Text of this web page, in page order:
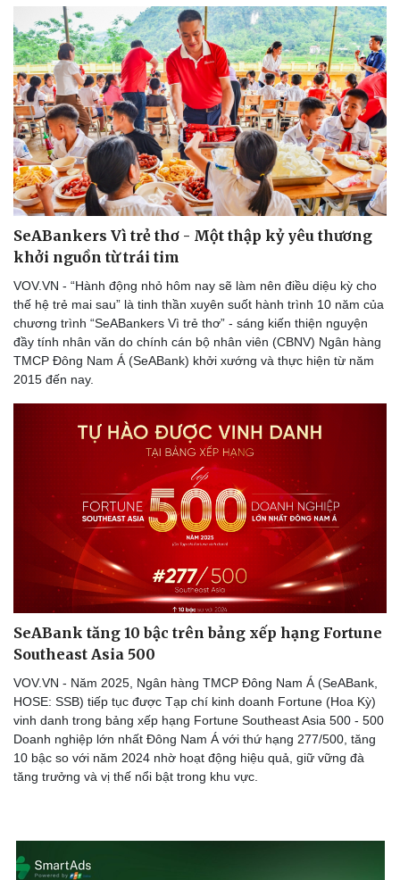
Dinh dưỡng - món ngon
Sản phụ khoa
Nhi khoa
Nam khoa
Làm đẹp - giảm cân
Ăn sạch sống khỏe
Đời sống
Nhà đẹp
Blog
Tình yêu - Gia đình
SeABankers Vì trẻ thơ - Một thập kỷ yêu thương
khởi nguồn từ trái tim
VOV.VN - “Hành động nhỏ hôm nay sẽ làm nên điều diệu kỳ cho
thế hệ trẻ mai sau” là tinh thần xuyên suốt hành trình 10 năm của
chương trình “SeABankers Vì trẻ thơ” - sáng kiến thiện nguyện
đầy tính nhân văn do chính cán bộ nhân viên (CBNV) Ngân hàng
TMCP Đông Nam Á (SeABank) khởi xướng và thực hiện từ năm
2015 đến nay.
SeABank tăng 10 bậc trên bảng xếp hạng Fortune
Southeast Asia 500
VOV.VN - Năm 2025, Ngân hàng TMCP Đông Nam Á (SeABank,
HOSE: SSB) tiếp tục được Tạp chí kinh doanh Fortune (Hoa Kỳ)
vinh danh trong bảng xếp hạng Fortune Southeast Asia 500 - 500
Doanh nghiệp lớn nhất Đông Nam Á với thứ hạng 277/500, tăng
10 bậc so với năm 2024 nhờ hoạt động hiệu quả, giữ vững đà
tăng trưởng và vị thế nổi bật trong khu vực.